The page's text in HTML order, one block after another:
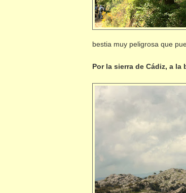
bestia muy peligrosa que
Por la sierra de Cádiz, a